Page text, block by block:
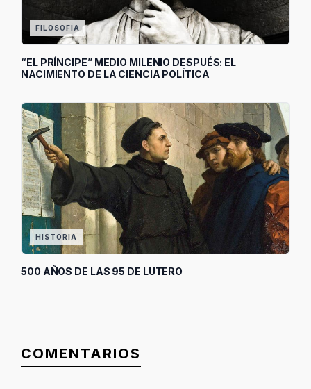
FILOSOFÍA
“EL PRÍNCIPE” MEDIO MILENIO DESPUÉS: EL
NACIMIENTO DE LA CIENCIA POLÍTICA
HISTORIA
500 AÑOS DE LAS 95 DE LUTERO
COMENTARIOS